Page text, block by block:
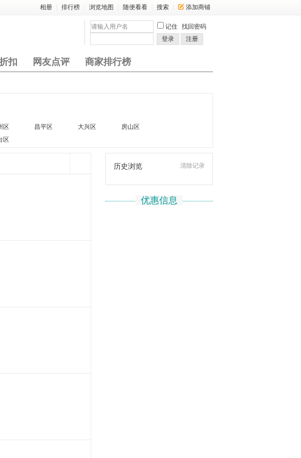
相册 排行榜 浏览地图 随便看看 搜索 添加商铺
记住 找回密码
登录
注册
扣 网友点评 商家排行榜
区 昌平区 大兴区
房山区
区
清除记录
历史浏览
优惠信息